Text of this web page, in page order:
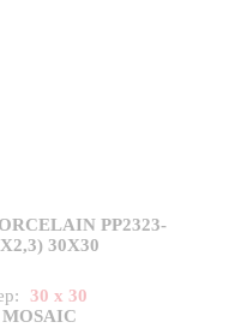
PP2323-
30X30
30 x 30
MOSAIC